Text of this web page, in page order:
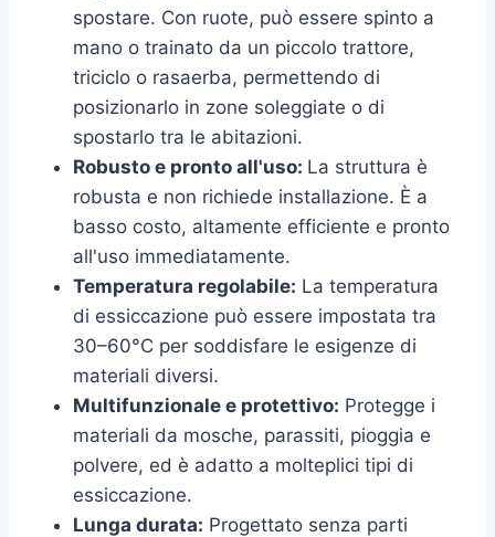
spostare. Con ruote, può essere spinto a
mano o trainato da un piccolo trattore,
triciclo o rasaerba, permettendo di
posizionarlo in zone soleggiate o di
spostarlo tra le abitazioni.
Robusto e pronto all'uso: La struttura è
robusta e non richiede installazione. È a
basso costo, altamente efficiente e pronto
all'uso immediatamente.
Temperatura regolabile: La temperatura
di essiccazione può essere impostata tra
30–60°C per soddisfare le esigenze di
materiali diversi.
Multifunzionale e protettivo: Protegge i
materiali da mosche, parassiti, pioggia e
polvere, ed è adatto a molteplici tipi di
essiccazione.
Lunga durata: Progettato senza parti